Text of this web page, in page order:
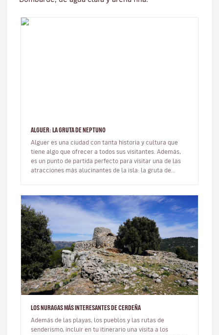
ALGUER: LA GRUTA DE NEPTUNO
Alguer es una ciudad con tanta historia y cultura que
tiene algo que ofrecer a todos sus visitantes. Además,
es un punto de partida perfecto para visitar una de las
atracciones más alucinantes de la isla: la gruta de
LOS NURAGAS MÁS INTERESANTES DE CERDEÑA
Además de las playas, los pueblos y las rutas de
senderismo, incluir en tu itinerario una visita a los